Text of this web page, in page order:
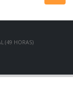
(49 HORAS)